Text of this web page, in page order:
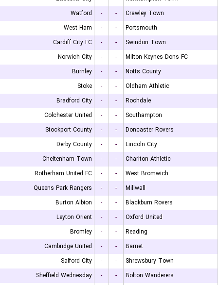
Watford
- -
Crawley Town
West Ham
- -
Portsmouth
Cardiff City FC
- -
Swindon Town
Norwich City
- -
Milton Keynes Dons FC
Burnley
- -
Notts County
Stoke
- -
Oldham Athletic
Bradford City
- -
Rochdale
Colchester United
- -
Southampton
Stockport County
- -
Doncaster Rovers
Derby County
- -
Lincoln City
Cheltenham Town
- -
Charlton Athletic
Rotherham United FC
- -
West Bromwich
Queens Park Rangers
- -
Millwall
Burton Albion
- -
Blackburn Rovers
Leyton Orient
- -
Oxford United
Bromley
- -
Reading
Cambridge United
- -
Barnet
Salford City
- -
Shrewsbury Town
Sheffield Wednesday
- -
Bolton Wanderers